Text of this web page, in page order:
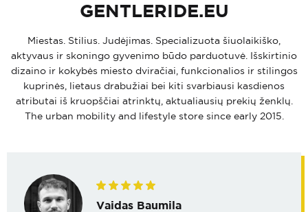
GENTLERIDE.EU
Miestas. Stilius. Judėjimas. Specializuota šiuolaikiško,
aktyvaus ir skoningo gyvenimo būdo parduotuvė. Išskirtinio
dizaino ir kokybės miesto dviračiai, funkcionalios ir stilingos
kuprinės, lietaus drabužiai bei kiti svarbiausi kasdienos
atributai iš kruopščiai atrinktų, aktualiausių prekių ženklų.
The urban mobility and lifestyle store since early 2015.
Vaidas Baumila